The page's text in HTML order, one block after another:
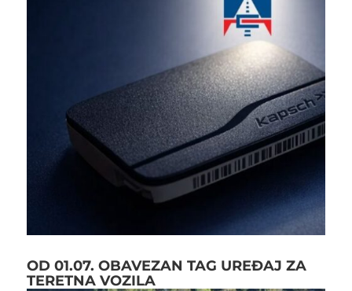
OD 01.07. OBAVEZAN TAG UREĐAJ ZA
TERETNA VOZILA